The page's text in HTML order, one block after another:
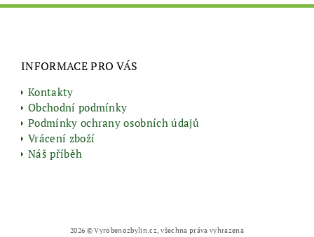
INFORMACE PRO VÁS
Kontakty
Obchodní podmínky
Podmínky ochrany osobních údajů
Vrácení zboží
Náš příběh
2026 © Vyrobenozbylin.cz, všechna práva vyhrazena